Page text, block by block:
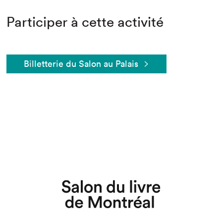
Participer à cette activité
Billetterie du Salon au Palais